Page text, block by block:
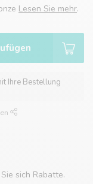
Lesen Sie mehr.
Ihre Bestellung
sich Rabatte.